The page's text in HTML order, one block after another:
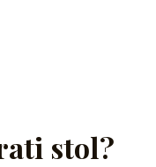
stol?